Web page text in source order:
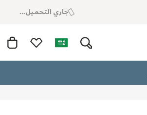
جاري التحميل...